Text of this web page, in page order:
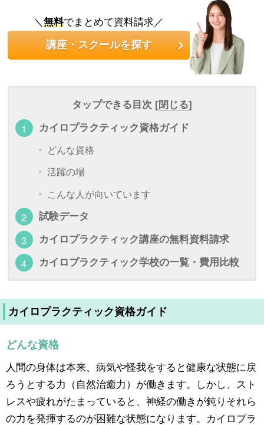
＼無料でまとめて資料請求／
講座・スクールを探す
タップできる目次 [閉じる]
カイロプラクティック資格ガイド
どんな資格
活躍の場
こんな人が向いています
試験データ
カイロプラクティック講座の無料資料請求
カイロプラクティック学校の一覧・費用比較
カイロプラクティック資格ガイド
どんな資格
人間の身体は本来、病気や怪我をすると健康な状態に戻
ろうとする力（自然治癒力）が働きます。しかし、スト
レスや疲れがたまっていると、神経の働きが鈍りそれら
の力を発揮するのが困難な状態になります。カイロプラ